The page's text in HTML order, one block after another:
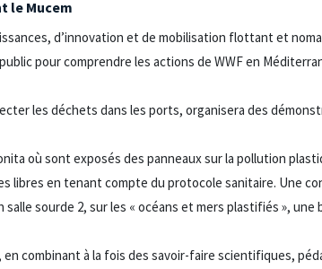
le Mucem
d’innovation et de mobilisation flottant et
pour comprendre les actions de WWF en
les déchets dans les ports, organisera des
où sont exposés des panneaux sur la pollution
libres en tenant compte du protocole sanitaire. Une
sourde 2, sur les « océans et mers plastifiés », une
combinant à la fois des savoir-faire scientifiques,